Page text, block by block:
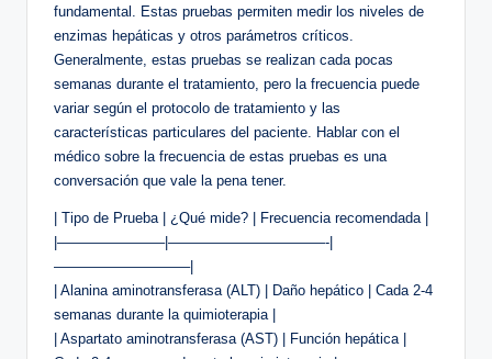
fundamental. Estas pruebas permiten medir los niveles de
enzimas hepáticas y otros parámetros críticos.
Generalmente, estas pruebas se realizan cada pocas
semanas durante el tratamiento, pero la frecuencia puede
variar según el protocolo de tratamiento y las
características particulares del paciente. Hablar con el
médico sobre la frecuencia de estas pruebas es una
conversación que vale la pena tener.
| Tipo de Prueba | ¿Qué mide? | Frecuencia recomendada |
|———————–|———————————-|
—————————–|
| Alanina aminotransferasa (ALT) | Daño hepático | Cada 2-4
semanas durante la quimioterapia |
| Aspartato aminotransferasa (AST) | Función hepática |